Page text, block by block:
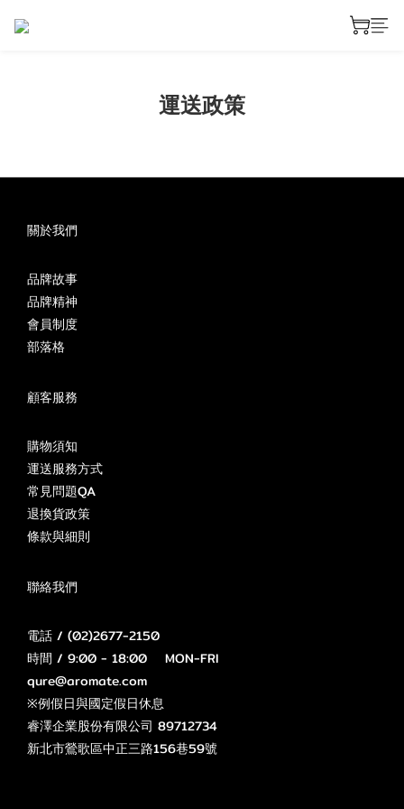
運送政策
關於我們
品牌故事
品牌精神
會員制度
部落格
顧客服務
購物須知
運送服務方式
常見問題QA
退換貨政策
條款與細則
聯絡我們
電話 / (02)2677-2150
時間 / 9:00 - 18:00 MON-FRI
qure@aromate.com
※例假日與國定假日休息
睿澤企業股份有限公司 89712734
新北市鶯歌區中正三路156巷59號